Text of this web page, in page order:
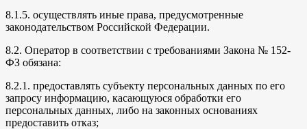
8.1.5. осуществлять иные права, предусмотренные
законодательством Российской Федерации.
8.2. Оператор в соответствии с требованиями Закона № 152-
ФЗ обязана:
8.2.1. предоставлять субъекту персональных данных по его
запросу информацию, касающуюся обработки его
персональных данных, либо на законных основаниях
предоставить отказ;